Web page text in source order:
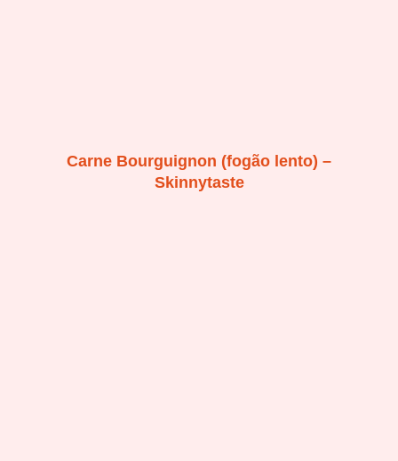
Carne Bourguignon (fogão lento) –
Skinnytaste